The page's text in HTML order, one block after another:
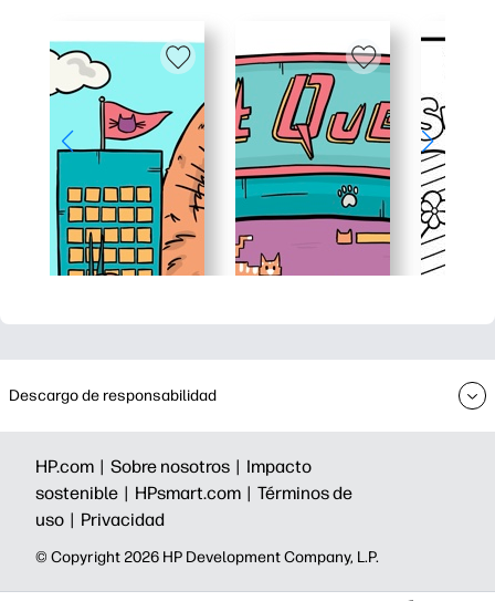
Descargo de responsabilidad
HP.com | Sobre nosotros | Impacto
sostenible | HPsmart.com | Términos de
uso | Privacidad
©️ Copyright 2026 HP Development Company, L.P.